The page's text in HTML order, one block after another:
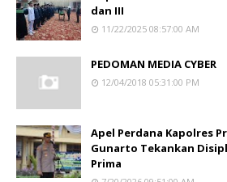
dan III
11/22/2025 08:57:00 AM
PEDOMAN MEDIA CYBER
12/04/2018 05:31:00 PM
Apel Perdana Kapolres
Gunarto Tekankan
Prima